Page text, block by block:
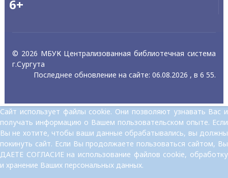
6+
© 2026 МБУК Централизованная библиотечная система
г.Сургута
Последнее обновление на сайте: 06.08.2026 , в 6 55.
Сайт использует файлы cookie. Они позволяют узнавать Вас и
получать информацию о Вашем пользовательском опыте. Если
Вы не хотите, чтобы ваши данные обрабатывались, вы должны
покинуть сайт. Если Вы продолжаете пользоваться сайтом, Вы
ДАЕТЕ СОГЛАСИЕ на использование файлов cookie, обработку
и хранение Ваших персональных данных.